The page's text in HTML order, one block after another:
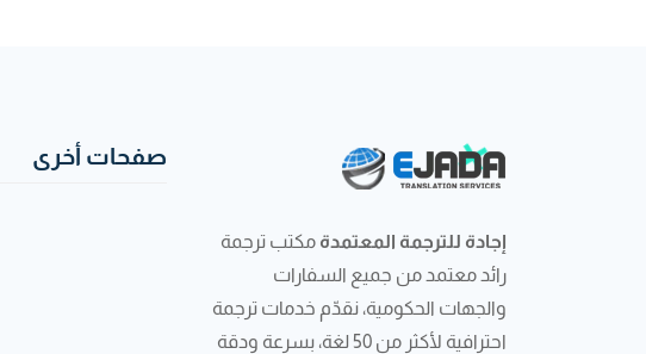
إجادة للترجمة المعتمدة مكتب ترجمة
رائد معتمد من جميع السفارات
والجهات الحكومية، نقدّم خدمات ترجمة
احترافية لأكثر من 50 لغة، بسرعة ودقة
صفحات أخرى